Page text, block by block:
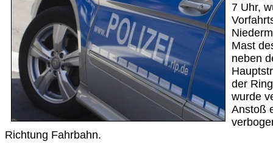
7 Uhr,
Mast
neben
der
wurde
Anstoß
Richtung Fahrbahn.